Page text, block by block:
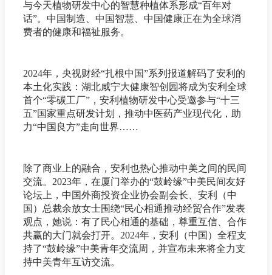
与今天植物研发中心的智慧种植体系形成“百年对
话”。中国制造、中国智慧、中国健康正在为全球消
费者的健康和福祉服务。
2024年，央视财经“扎根中国”系列报道解码了安利的
本土化实践：湖北咸宁大健康智创园将成为安利全球
首个“零碳工厂”，安利植物研发中心受邀参与“十三
五”国家重点研发计划，推动中医药产业现代化，助
力“中国良方”走向世界……
除了商业上的融合，安利也热心推动中美之间的民间
交流。2023年，在厦门举办的“鼓岭缘”中美民间友好
论坛上，中国外商投资企业协会副会长、安利（中
国）总裁余放女士围绕“民心相通推动经贸合作”发表
观点，她说：有了民心相通的基础，尊重互信、合作
共赢的大门就会打开。2024年，安利（中国）全程支
持了“鼓岭缘”中美青年交流周，并宣布未来将全力支
持中美青年互访交流。